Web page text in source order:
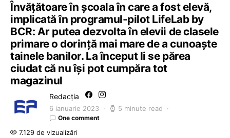
Învățătoare în școala în care a fost elevă,
implicată în programul-pilot LifeLab by
BCR: Ar putea dezvolta în elevii de clasele
primare o dorință mai mare de a cunoaște
tainele banilor. La început li se părea
ciudat că nu își pot cumpăra tot
magazinul
Redacția
6 ianuarie 2023 5 minute read
One comment
7.129 de vizualizări